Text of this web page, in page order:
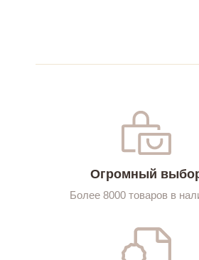
Огромный
Более 8000 товаров в